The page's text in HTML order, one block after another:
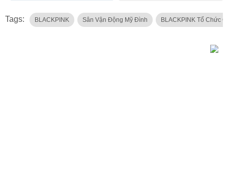
Tags: BLACKPINK Sân Vận Động Mỹ Đình BLACKPINK Tổ Chức